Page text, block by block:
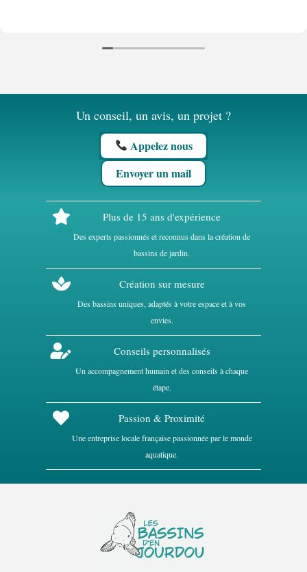
Envoyer un mail
Appelez nous
Un conseil, un avis, un projet ?
Plus de 15 ans d'expérience
Des experts passionnés et reconnus dans la création de
bassins de jardin.
Création sur mesure
Des bassins uniques, adaptés à votre espace et à vos
envies.
Conseils personnalisés
Un accompagnement humain et des conseils à chaque
étape.
Passion & Proximité
Une entreprise locale française passionnée par le monde
aquatique.